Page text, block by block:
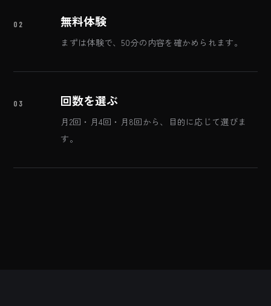
02 無料体験
まずは体験で、50分の内容を確かめられます。
03 回数を選ぶ
月2回・月4回・月8回から、目的に応じて選びま
す。